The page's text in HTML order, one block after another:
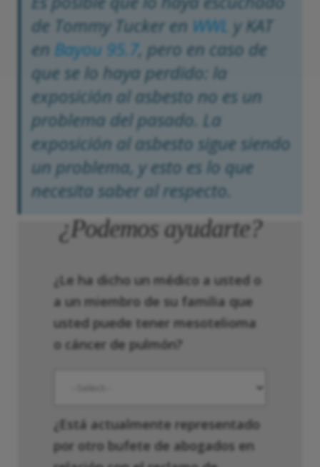
de Tommy Tucker en WWL y KAT
en Bayou 95.7 , pero en caso de
que se lo haya perdido: la
exposición al asbesto no es un
problema del pasado. La
exposición al asbesto sigue siendo
un problema, y esto es lo que
necesita saber al respecto.
¿Podemos ayudarte?
¿Le ha dicho un médico a usted o
a un miembro de su familia que
usted puede tener mesotelioma
o cáncer de pulmón?
¿Está actualmente representado
por otro bufete de abogados en